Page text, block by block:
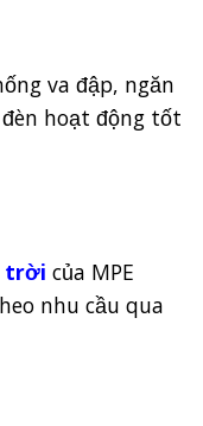
va đập, ngăn
hoạt động tốt
trời của MPE
nhu cầu qua